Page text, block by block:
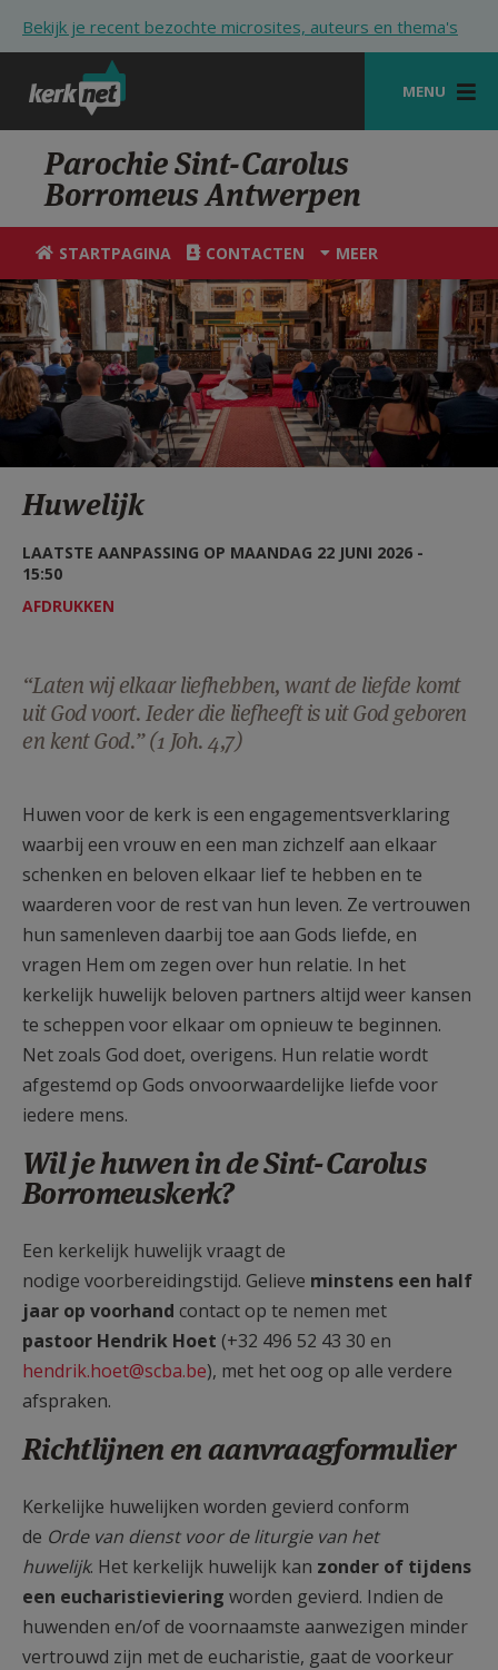
Bekijk je recent bezochte microsites, auteurs en thema's
MENU
STARTPAGINA
KERK
VIERINGEN
SHOP
ZOEKEN
HULP
STARTPAGINA PORTAAL
MIJN PAROCHIE
AANMELDEN OF REGISTREREN
Parochie Sint-Carolus
Borromeus Antwerpen
STARTPAGINA CONTACTEN MEER
Huwelijk
LAATSTE AANPASSING OP MAANDAG 22 JUNI 2026 -
15:50
AFDRUKKEN
“Laten wij elkaar liefhebben, want de liefde komt
uit God voort. Ieder die liefheeft is uit God geboren
en kent God.” (1 Joh. 4,7)
Huwen voor de kerk is een engagementsverklaring
waarbij een vrouw en een man zichzelf aan elkaar
schenken en beloven elkaar lief te hebben en te
waarderen voor de rest van hun leven. Ze vertrouwen
hun samenleven daarbij toe aan Gods liefde, en
vragen Hem om zegen over hun relatie. In het
kerkelijk huwelijk beloven partners altijd weer kansen
te scheppen voor elkaar om opnieuw te beginnen.
Net zoals God doet, overigens. Hun relatie wordt
afgestemd op Gods onvoorwaardelijke liefde voor
iedere mens.
Wil je huwen in de Sint-Carolus
Borromeuskerk?
Een kerkelijk huwelijk vraagt de
nodige voorbereidingstijd. Gelieve minstens een half
jaar op voorhand contact op te nemen met
pastoor Hendrik Hoet (+32 496 52 43 30 en
hendrik.hoet@scba.be), met het oog op alle verdere
afspraken.
Richtlijnen en aanvraagformulier
Kerkelijke huwelijken worden gevierd conform
de Orde van dienst voor de liturgie van het
huwelijk. Het kerkelijk huwelijk kan zonder of tijdens
een eucharistieviering worden gevierd. Indien de
huwenden en/of de voornaamste aanwezigen minder
vertrouwd zijn met de eucharistie, gaat de voorkeur